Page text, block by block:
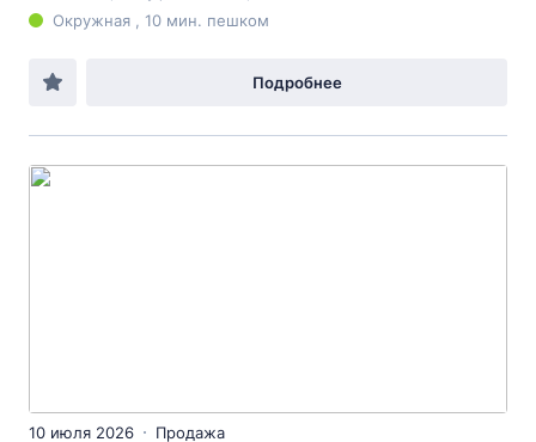
Окружная , 10 мин. пешком
Подробнее
10 июля 2026 Продажа